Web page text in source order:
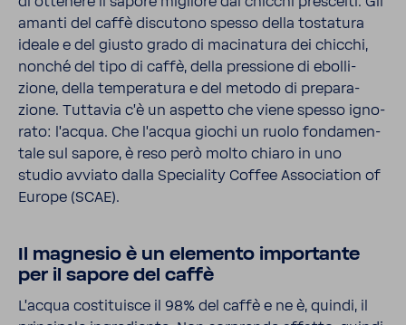
amanti del caffè discu­tono spesso della tosta­tura
ideale e del giusto grado di maci­na­tura dei chicchi,
nonché del tipo di caffè, della pres­sione di ebol­li­
zione, della tempe­ra­tura e del metodo di prepa­ra­
zione. Tuttavia c’è un aspetto che viene spesso igno­
rato: l'acqua. Che l'acqua giochi un ruolo fonda­men­
tale sul sapore, è reso però molto chiaro in uno
studio avviato dalla Specia­lity Coffee Asso­cia­tion of
Europe (SCAE).
Il magnesio è un elemento impor­tante
per il sapore del caffè
L'acqua costi­tuisce il 98% del caffè e ne è, quindi, il